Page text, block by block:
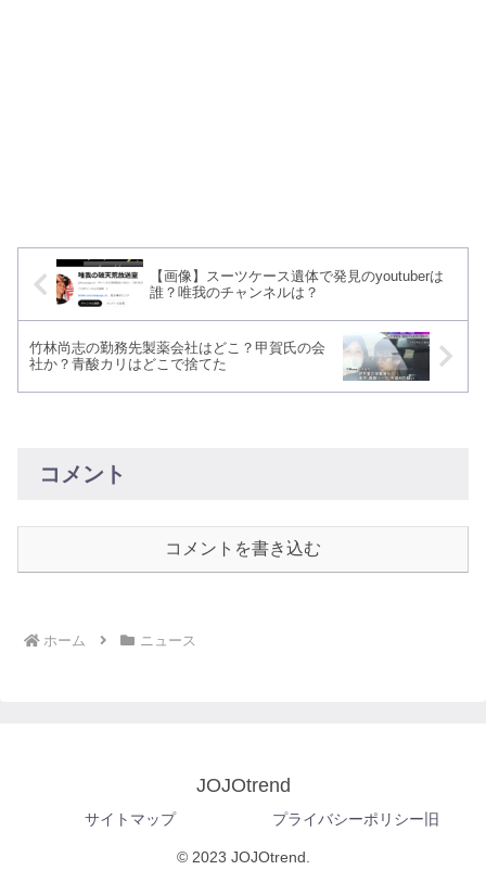
【画像】スーツケース遺体で発見のyoutuberは
誰？唯我のチャンネルは？
竹林尚志の勤務先製薬会社はどこ？甲賀氏の会
社か？青酸カリはどこで捨てた
コメント
コメントを書き込む
ホーム ニュース
JOJOtrend
サイトマップ プライバシーポリシー旧
© 2023 JOJOtrend.